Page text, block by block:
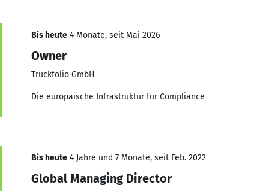
Bis heute 4 Monate, seit Mai 2026
Owner
Truckfolio GmbH
Die europäische Infrastruktur für Compliance
Bis heute 4 Jahre und 7 Monate, seit Feb. 2022
Global Managing Director